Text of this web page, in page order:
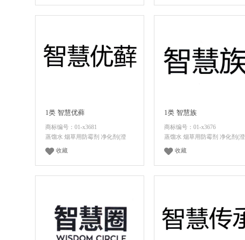
1类 智慧优藓
商标编号：01-x3681
蒸馏水 烟草用防霉剂 净化剂(澄
收藏
1类 智慧族
商标编号：01-x3676
蒸馏水 烟草用防霉剂 净化剂(澄
收藏